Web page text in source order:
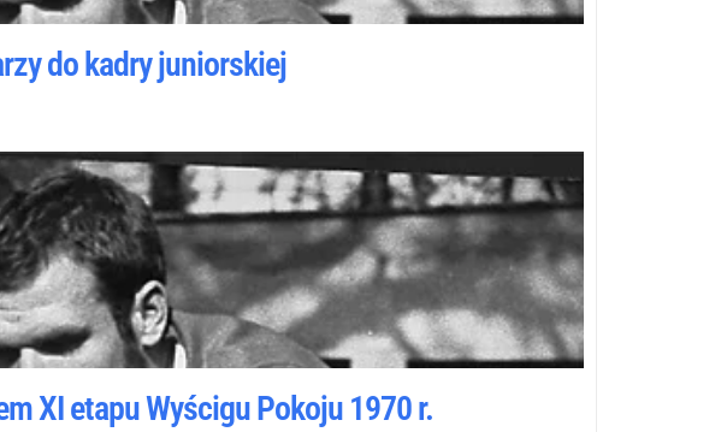
do kadry juniorskiej
XI etapu Wyścigu Pokoju 1970 r.